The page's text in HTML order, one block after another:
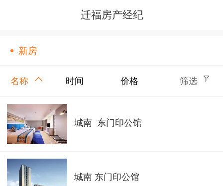
迁福房产经纪
新房
名称 时间 价格 筛选
城南 东门印公馆
城南 东门印公馆